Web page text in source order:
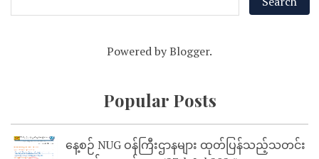
Powered byBlogger.
Popular Posts
နေ့စဉ် NUG ဝန်ကြီးဌာနများ ထုတ်ပြန်သည့်သတင်း